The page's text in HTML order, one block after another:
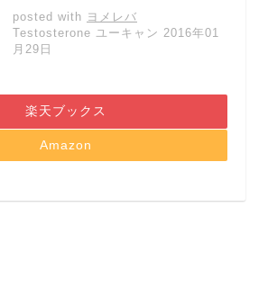
posted with ヨメレバ
Testosterone ユーキャン 2016年01
月29日
楽天ブックス
Amazon